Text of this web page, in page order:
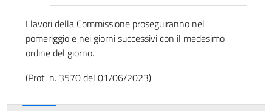
I lavori della Commissione proseguiranno nel
pomeriggio e nei giorni successivi con il medesimo
ordine del giorno.
(Prot. n. 3570 del 01/06/2023)